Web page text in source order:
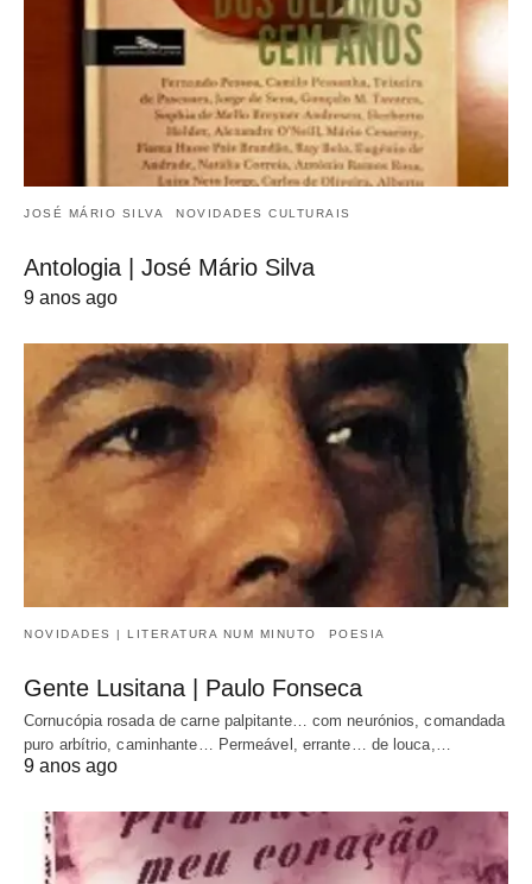
JOSÉ MÁRIO SILVA NOVIDADES CULTURAIS
Antologia | José Mário Silva
9 anos ago
NOVIDADES | LITERATURA NUM MINUTO POESIA
Gente Lusitana | Paulo Fonseca
Cornucópia rosada de carne palpitante… com neurónios, comandada
puro arbítrio, caminhante… Permeável, errante… de louca,…
9 anos ago